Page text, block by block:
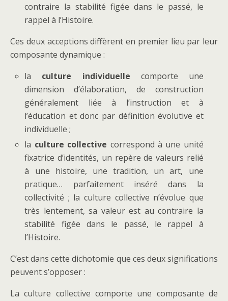
contraire la stabilité figée dans le passé, le
rappel à l’Histoire.
Ces deux acceptions diffèrent en premier lieu par leur
composante dynamique :
la culture individuelle comporte une
dimension d’élaboration, de construction
généralement liée à l’instruction et à
l’éducation et donc par définition évolutive et
individuelle ;
la culture collective correspond à une unité
fixatrice d’identités, un repère de valeurs relié
à une histoire, une tradition, un art, une
pratique… parfaitement inséré dans la
collectivité ; la culture collective n’évolue que
très lentement, sa valeur est au contraire la
stabilité figée dans le passé, le rappel à
l’Histoire.
C’est dans cette dichotomie que ces deux significations
peuvent s’opposer :
La culture collective comporte une composante de